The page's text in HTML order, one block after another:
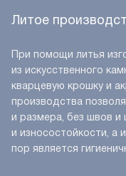
Литое
При помощи литья
из искусственного
кварцевую крошку и
производства
и размера, без швов и
и износостойкости, а
пор является